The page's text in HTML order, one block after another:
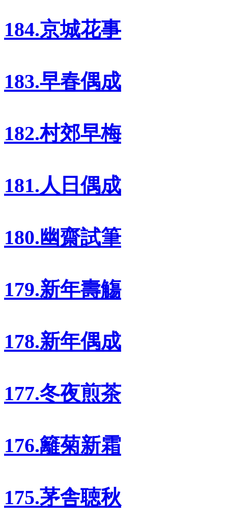
184.京城花事
183.早春偶成
182.村郊早梅
181.人日偶成
180.幽齋試筆
179.新年壽觴
178.新年偶成
177.冬夜煎茶
176.籬菊新霜
175.茅舎聴秋